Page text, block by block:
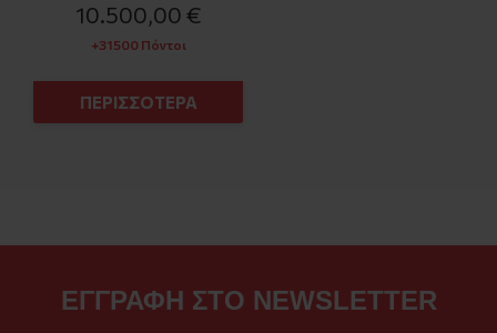
10.500,00 €
+31500 Πόντοι
ΠΕΡΙΣΣΟΤΕΡΑ
ΕΓΓΡΑΦΗ ΣΤΟ NEWSLETTER